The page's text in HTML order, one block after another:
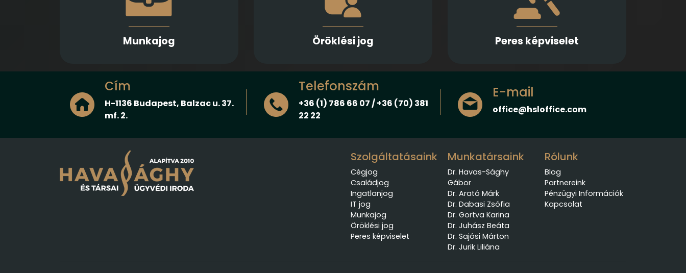
Munkajog
munkaügyi viták kapcsán nyújtunk
hatékony tanácsadást és képviseletet
munkáltató és munkavállalók számára
Öröklési jog
megtámadhatóságuk vizsgálatában, illetve
Peres képviselet
rutinos képviseletet első és másodfokon,
városi/kerületi és megyei, valamint
Cím
H-1136 Budapest, Balzac u. 37.
mf. 2.
Telefonszám
+36 (1) 786 66 07 / +36 (70) 381
22 22
E-mail
office@hsloffice.com
Szolgáltatásaink
Cégjog
Családjog
Ingatlanjog
IT jog
Munkajog
Öröklési jog
Peres képviselet
Munkatársaink
Dr. Havas-Sághy
Gábor
Dr. Arató Márk
Dr. Dabasi Zsófia
Dr. Gortva Karina
Dr. Juhász Beáta
Dr. Sajósi Márton
Dr. Jurik Liliána
Rólunk
Blog
Partnereink
Pénzügyi Információk
Kapcsolat